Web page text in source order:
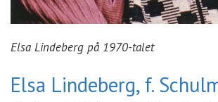
Elsa Lindeberg på 1970-talet
Elsa Lindeberg, f.